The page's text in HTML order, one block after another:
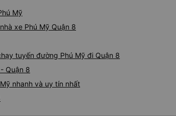
Mỹ
xe Phú Mỹ Quận 8
tuyến đường Phú Mỹ đi Quận 8
Quận 8
nhanh và uy tín nhất